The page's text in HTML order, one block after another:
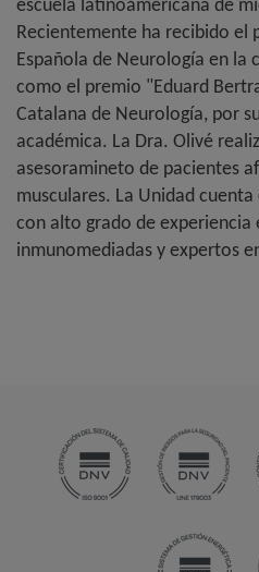
Recientemente ha recibido el
Española de Neurología en la
como el premio "Eduard
Catalana de Neurología, por
académica. La Dra. Olivé
asesoramineto de pacientes
musculares. La Unidad
con alto grado de experiencia
inmunomediadas y expertos